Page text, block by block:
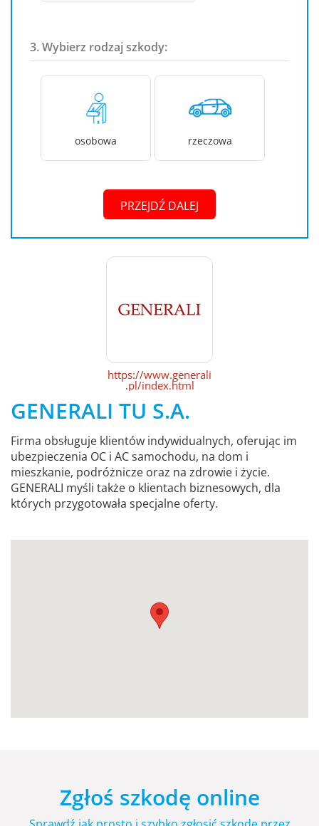
3. Wybierz rodzaj szkody:
osobowa rzeczowa
PRZEJDŹ DALEJ
https://www.generali
.pl/index.html
GENERALI TU S.A.
Firma obsługuje klientów indywidualnych, oferując im
ubezpieczenia OC i AC samochodu, na dom i
mieszkanie, podróżnicze oraz na zdrowie i życie.
GENERALI myśli także o klientach biznesowych, dla
których przygotowała specjalne oferty.
Zgłoś szkodę online